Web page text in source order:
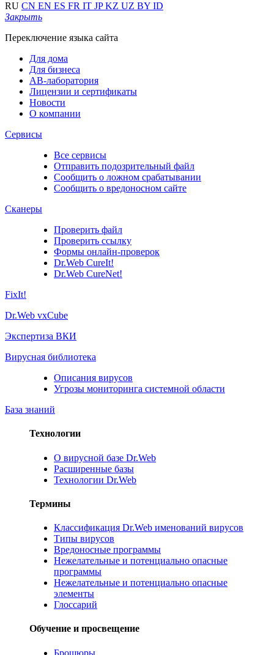
RU CN EN ES FR IT JPKZ UZ BY ID
Закрыть
Переключение языка сайта
Для дома
Для бизнеса
АВ-лаборатория
Лицензии и сертификаты
Новости
О компании
Сервисы
Все сервисы
Отправить подозрительный файл
Сообщить о ложном срабатывании
Сообщить о вредоносном сайте
Сканеры
Проверить файл
Проверить ссылку
Формы онлайн-проверок
Dr.Web CureIt!
Dr.Web CureNet!
FixIt!
Dr.Web vxCube
Экспертиза ВКИ
Вирусная библиотека
Описания вирусов
Угрозы мониторинга системной области
База знаний
Технологии
О вирусной базе Dr.Web
Расширенные базы
Технологии Dr.Web
Термины
Классификация Dr.Web именований вирусов
Типы вирусов
Вредоносные программы
Нежелательные и потенциально опасные
программы
Нежелательные и потенциально опасные
элементы
Глоссарий
Обучение и просвещение
Брошюры